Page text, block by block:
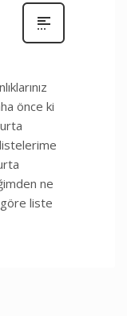
önce ki
ne
liste